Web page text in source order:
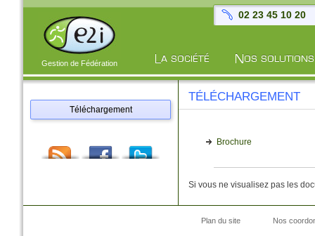
Gestion de Fédération
02 23 45 10 20
Téléchargement
TÉLÉCHARGEMENT
Brochure
Si vous ne visualisez pas les
Plan du site Nos